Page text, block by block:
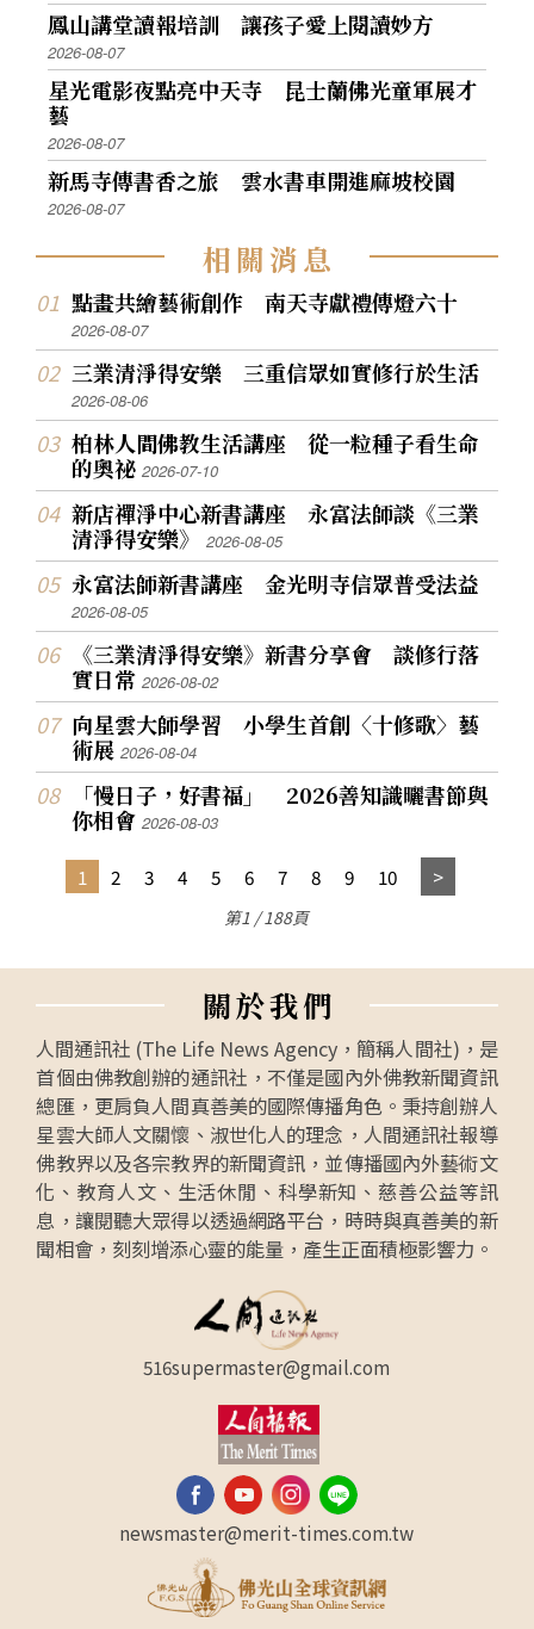
鳳山講堂讀報培訓 讓孩子愛上閱讀妙方
2026-08-07
星光電影夜點亮中天寺 昆士蘭佛光童軍展才
藝
2026-08-07
新馬寺傳書香之旅 雲水書車開進麻坡校園
2026-08-07
相關消息
點畫共繪藝術創作 南天寺獻禮傳燈六十
2026-08-07
三業清淨得安樂 三重信眾如實修行於生活
2026-08-06
柏林人間佛教生活講座 從一粒種子看生命
的奧祕2026-07-10
新店禪淨中心新書講座 永富法師談《三業
清淨得安樂》2026-08-05
永富法師新書講座 金光明寺信眾普受法益
2026-08-05
《三業清淨得安樂》新書分享會 談修行落
實日常2026-08-02
向星雲大師學習 小學生首創〈十修歌〉藝
術展2026-08-04
「慢日子，好書福」 2026善知識曬書節與
你相會2026-08-03
1 2 3 4 5 6 7 8 9 10
第1 / 188頁
關於我們
人間通訊社 (The Life News Agency，簡稱人間社)，是
首個由佛教創辦的通訊社，不僅是國內外佛教新聞資訊
總匯，更肩負人間真善美的國際傳播角色。秉持創辦人
星雲大師人文關懷、淑世化人的理念，人間通訊社報導
佛教界以及各宗教界的新聞資訊，並傳播國內外藝術文
化、教育人文、生活休閒、科學新知、慈善公益等訊
息，讓閱聽大眾得以透過網路平台，時時與真善美的新
聞相會，刻刻增添心靈的能量，產生正面積極影響力。
516supermaster@gmail.com
newsmaster@merit-times.com.tw